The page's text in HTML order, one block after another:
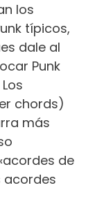
los
típicos,
dale al
Punk
chords)
más
de
acordes